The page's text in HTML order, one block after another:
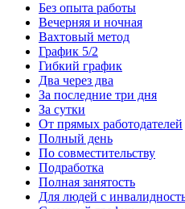
Без опыта работы
Вечерняя и ночная
Вахтовый метод
График 5/2
Гибкий график
Два через два
За последние три дня
За сутки
От прямых работодателей
Полный день
По совместительству
Подработка
Полная занятость
Для людей с